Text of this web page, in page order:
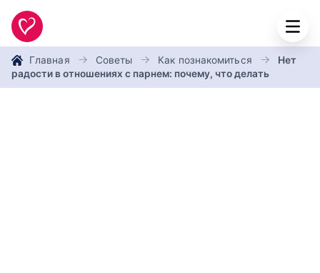
Главная Советы Как познакомиться
Нет
радости в отношениях с парнем: почему, что делать